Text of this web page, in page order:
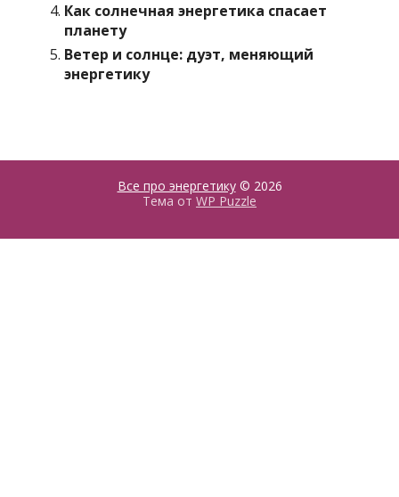
Как солнечная энергетика спасает
планету
Ветер и солнце: дуэт, меняющий
энергетику
Все про энергетику© 2026
Тема от WP Puzzle